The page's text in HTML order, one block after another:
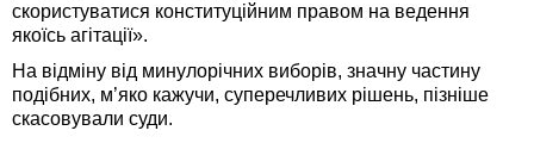
скористуватися конституційним правом на ведення
якоїсь агітації».
На відміну від минулорічних виборів, значну частину
подібних, м’яко кажучи, суперечливих рішень, пізніше
скасовували суди.